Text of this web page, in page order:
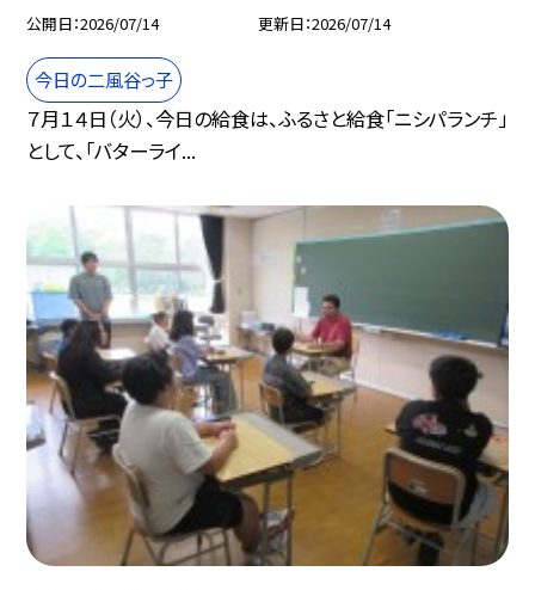
公開日 2026/07/14 更新日 2026/07/14
今日の二風谷っ子
７月１４日（火）、今日の給食は、ふるさと給食「ニシパランチ」
として、「バターライ...